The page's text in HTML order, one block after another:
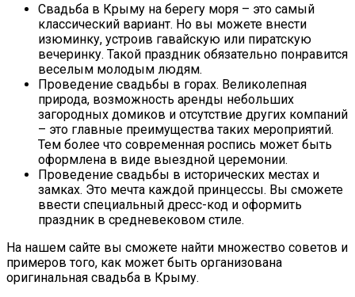
Свадьба в Крыму на берегу моря – это самый
классический вариант. Но вы можете внести
изюминку, устроив гавайскую или пиратскую
вечеринку. Такой праздник обязательно понравится
веселым молодым людям.
Проведение свадьбы в горах. Великолепная
природа, возможность аренды небольших
загородных домиков и отсутствие других компаний
– это главные преимущества таких мероприятий.
Тем более что современная роспись может быть
оформлена в виде выездной церемонии.
Проведение свадьбы в исторических местах и
замках. Это мечта каждой принцессы. Вы сможете
ввести специальный дресс-код и оформить
праздник в средневековом стиле.
На нашем сайте вы сможете найти множество советов и
примеров того, как может быть организована
оригинальная свадьба в Крыму.